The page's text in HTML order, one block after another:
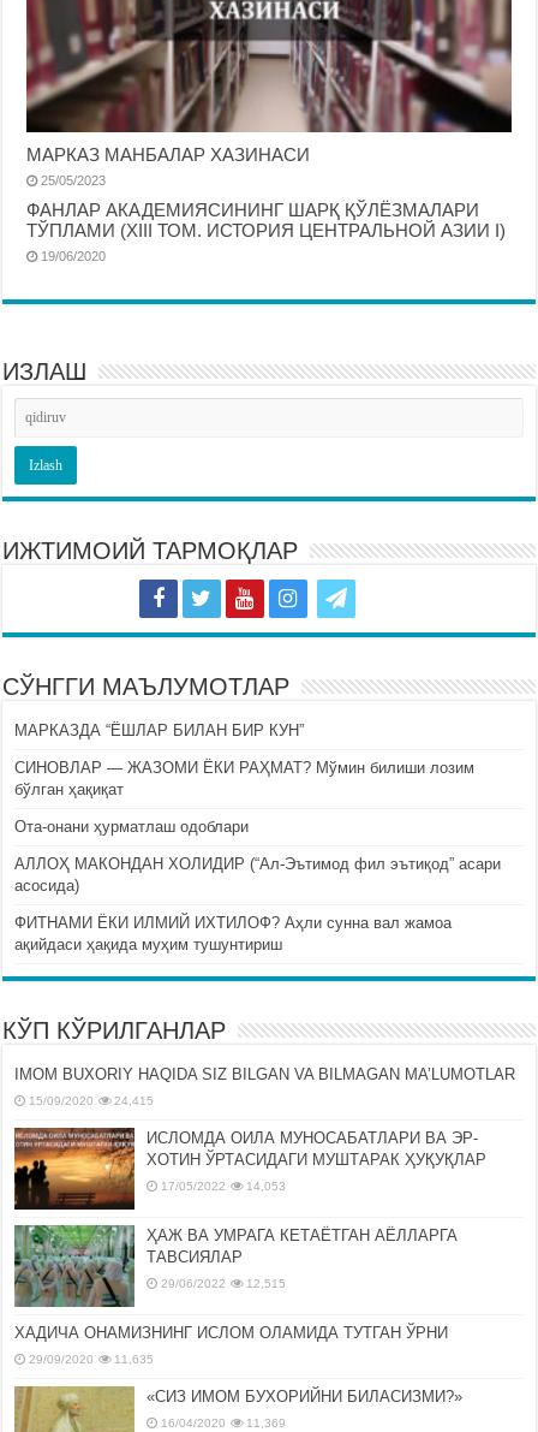
МАРКАЗ МАНБАЛАР ХАЗИНАСИ
25/05/2023
ФАНЛАР АКАДЕМИЯСИНИНГ ШАРҚ ҚЎЛЁЗМАЛАРИ
ТЎПЛАМИ (XIII ТОМ. ИСТОРИЯ ЦЕНТРАЛЬНОЙ АЗИИ I)
19/06/2020
ИЗЛАШ
ИЖТИМОИЙ ТАРМОҚЛАР
СЎНГГИ МАЪЛУМОТЛАР
МАРКАЗДА “ЁШЛАР БИЛАН БИР КУН”
СИНОВЛАР — ЖАЗОМИ ЁКИ РАҲМАТ? Мўмин билиши лозим
бўлган ҳақиқат
Ота-онани ҳурматлаш одоблари
АЛЛОҲ МАКОНДАН ХОЛИДИР (“Ал-Эътимод фил эътиқод” асари
асосида)
ФИТНАМИ ЁКИ ИЛМИЙ ИХТИЛОФ? Аҳли сунна вал жамоа
ақийдаси ҳақида муҳим тушунтириш
КЎП КЎРИЛГАНЛАР
IMOM BUXORIY HAQIDA SIZ BILGAN VA BILMAGAN MA’LUMOTLAR
15/09/2020 24,415
ИСЛОМДА ОИЛА МУНОСАБАТЛАРИ ВА ЭР-
ХОТИН ЎРТАСИДАГИ МУШТАРАК ҲУҚУҚЛАР
17/05/2022 14,053
ҲАЖ ВА УМРАГА КЕТАЁТГАН АЁЛЛАРГА
ТАВСИЯЛАР
29/06/2022 12,515
ХАДИЧА ОНАМИЗНИНГ ИСЛОМ ОЛАМИДА ТУТГАН ЎРНИ
29/09/2020 11,635
«СИЗ ИМОМ БУХОРИЙНИ БИЛАСИЗМИ?»
16/04/2020 11,369